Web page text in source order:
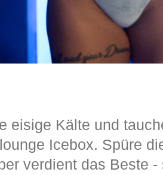
eisige Kälte und
Icebox. Spüre
verdient das Beste